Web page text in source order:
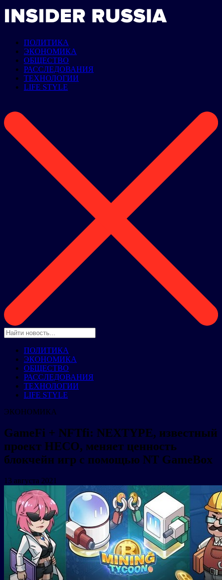
ПОЛИТИКА
ЭКОНОМИКА
ОБЩЕСТВО
РАССЛЕДОВАНИЯ
ТЕХНОЛОГИИ
LIFE STYLE
ПОЛИТИКА
ЭКОНОМИКА
ОБЩЕСТВО
РАССЛЕДОВАНИЯ
ТЕХНОЛОГИИ
LIFE STYLE
ЭКОНОМИКА
GameFi + NFTfi: NEXTYPE, известный
проект HECO, меняет ценность
блокчейн игр с помощью NT GameBox
13 августа 2021